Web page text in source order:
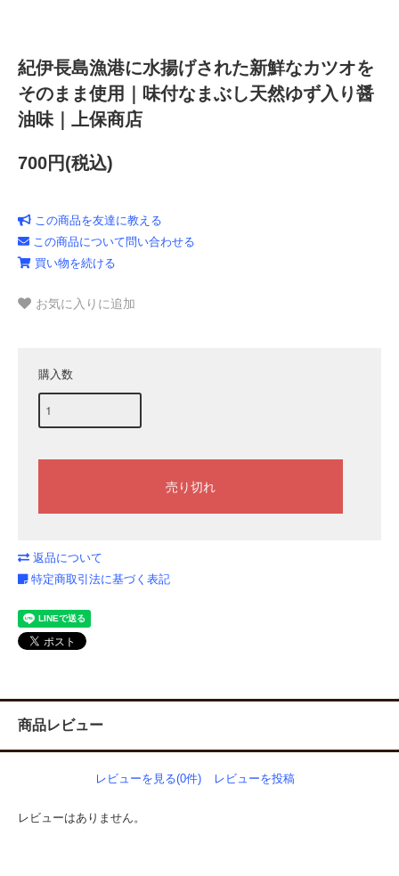
紀伊長島漁港に水揚げされた新鮮なカツオを
そのまま使用｜味付なまぶし天然ゆず入り醤
油味｜上保商店
700円(税込)
この商品を友達に教える
この商品について問い合わせる
買い物を続ける
お気に入りに追加
購入数
返品について
特定商取引法に基づく表記
商品レビュー
レビューを見る(0件) レビューを投稿
レビューはありません。